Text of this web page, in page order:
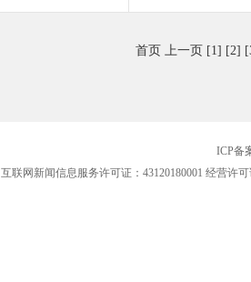
首页 上一页 [1] [2]
ICP备
互联网新闻信息服务许可证：43120180001 经营许可